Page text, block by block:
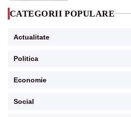
CATEGORII POPULARE
Actualitate
Politica
Economie
Social